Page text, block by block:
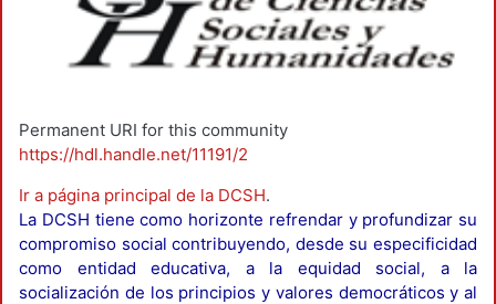
Permanent URI for this community
https://hdl.handle.net/11191/2
Ir a página principal de la DCSH.
La DCSH tiene como horizonte refrendar y profundizar su
compromiso social contribuyendo, desde su especificidad
como entidad educativa, a la equidad social, a la
socialización de los principios y valores democráticos y al